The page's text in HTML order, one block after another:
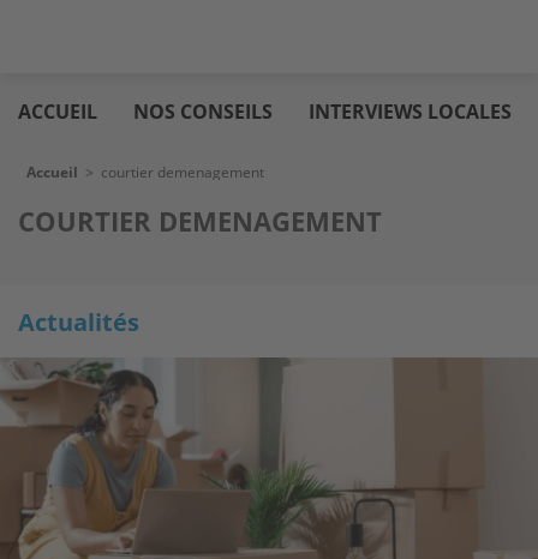
au
contenu
immo
ACCUEIL NOS CONSEILS INTERVIEWS LOCALES
Fil d'Ariane
Accueil > courtier demenagement
COURTIER DEMENAGEMENT
Actualités
Image